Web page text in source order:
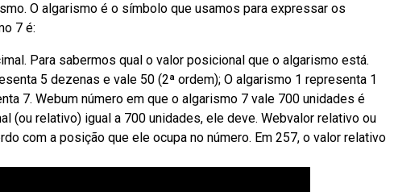
O algarismo é o símbolo que usamos para expressar os
7 é:
Para sabermos qual o valor posicional que o algarismo está.
5 dezenas e vale 50 (2ª ordem); O algarismo 1 representa 1
7. Webum número em que o algarismo 7 vale 700 unidades é
(ou relativo) igual a 700 unidades, ele deve. Webvalor relativo ou
com a posição que ele ocupa no número. Em 257, o valor relativo